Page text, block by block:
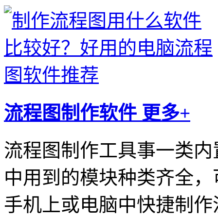
流程图制作软件 更多+
流程图制作工具事一类
中用到的模块种类齐全
手机上或电脑中快捷制